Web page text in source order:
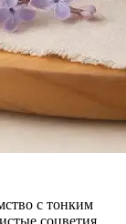
с тонким
соцветия,